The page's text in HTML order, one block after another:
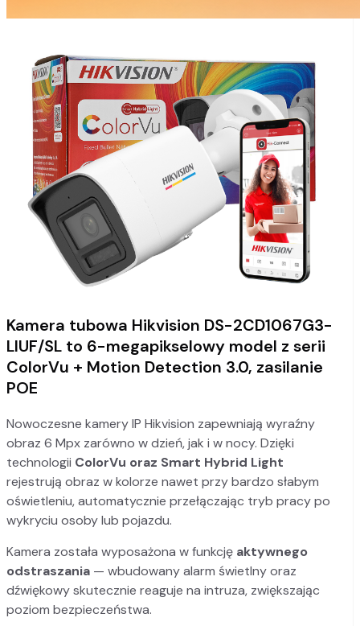
Kamera tubowa Hikvision DS-2CD1067G3-
LIUF/SL to 6-megapikselowy model z serii
ColorVu + Motion Detection 3.0, zasilanie
POE
Nowoczesne kamery IP Hikvision zapewniają wyraźny
obraz 6 Mpx zarówno w dzień, jak i w nocy. Dzięki
technologii ColorVu oraz Smart Hybrid Light
rejestrują obraz w kolorze nawet przy bardzo słabym
oświetleniu, automatycznie przełączając tryb pracy po
wykryciu osoby lub pojazdu.
Kamera została wyposażona w funkcję aktywnego
odstraszania — wbudowany alarm świetlny oraz
dźwiękowy skutecznie reaguje na intruza, zwiększając
poziom bezpieczeństwa.